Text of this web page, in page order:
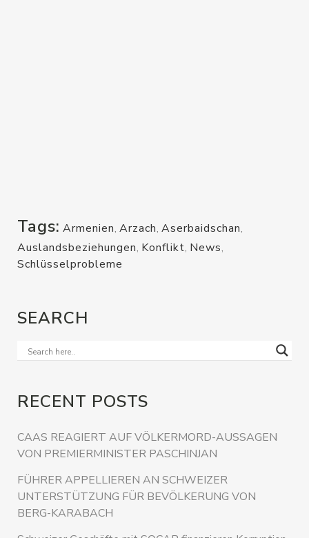
Tags: Armenien, Arzach, Aserbaidschan,
Auslandsbeziehungen, Konflikt, News,
Schlüsselprobleme
SEARCH
RECENT POSTS
CAAS REAGIERT AUF VÖLKERMORD-AUSSAGEN
VON PREMIERMINISTER PASCHINJAN
FÜHRER APPELLIEREN AN SCHWEIZER
UNTERSTÜTZUNG FÜR BEVÖLKERUNG VON
BERG-KARABACH